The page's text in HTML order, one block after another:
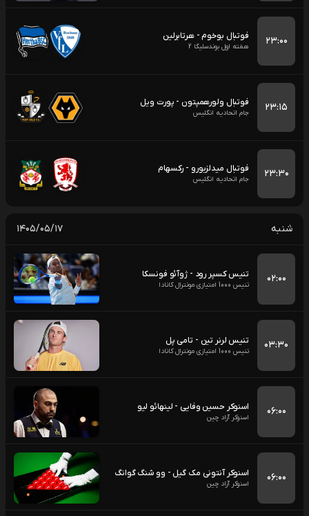
۲۳:۰۰ فوتبال بوخوم - هرتابرلین
هفته اول بوندسلیگا 2
۲۳:۱۵ فوتبال ولورهمپتون - پورت ویل
جام اتحادیه انگلیس
۲۳:۳۰ فوتبال میدلزبورو - رکسهام
جام اتحادیه انگلیس
شنبه ۱۴۰۵/۰۵/۱۷
۰۲:۰۰ تنیس کسپر رود - ژوآئو فونسکا
تنیس 1000 امتیازی مونترال کانادا
۰۳:۳۰ تنیس لرنر تین - تامی پل
تنیس 1000 امتیازی مونترال کانادا
۰۶:۰۰ اسنوکر حسین وفایی - لینهائو لیو
اسنوکر آزاد چین
۰۶:۰۰ اسنوکر آنتونی مک گیل - وو شنگ گوانگ
اسنوکر آزاد چین